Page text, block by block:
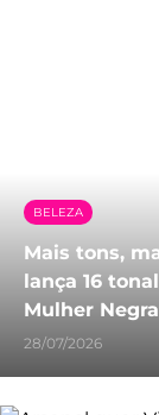
BELEZA
Mais tons,
lança 16
Mulher Negra
28/07/2026